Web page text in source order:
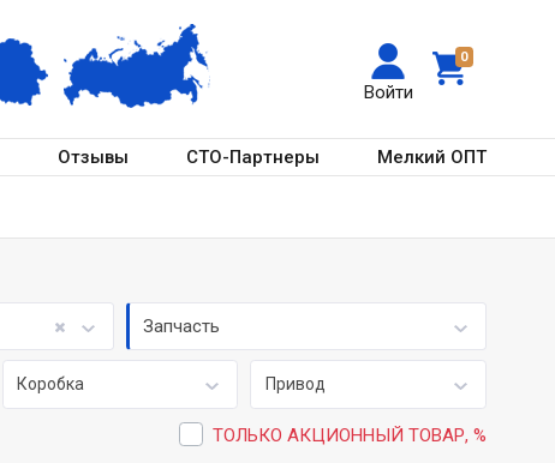
0
Войти
Отзывы СТО-Партнеры Мелкий ОПТ
Запчасть
Коробка Привод
ТОЛЬКО АКЦИОННЫЙ ТОВАР, %